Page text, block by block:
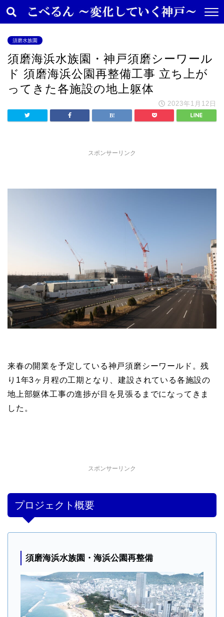
須磨水族園
須磨海浜水族園・神戸須磨シーワール
ド 須磨海浜公園再整備工事 立ち上が
ってきた各施設の地上躯体
2023年1月12日
スポンサーリンク
来春の開業を予定している神戸須磨シーワールド。残
り1年3ヶ月程の工期となり、建設されている各施設の
地上部躯体工事の進捗が目を見張るまでになってきま
した。
スポンサーリンク
プロジェクト概要
須磨海浜水族園・海浜公園再整備